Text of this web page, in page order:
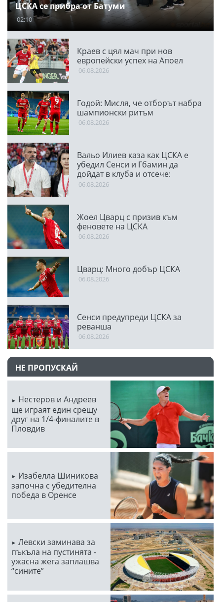
ЦСКА се прибра от Батуми
02:10
Краев с цял мач при нов
европейски успех на Апоел
06.08.2026
Годой: Мисля, че отборът набра
шампионски ритъм
06.08.2026
Вальо Илиев каза как ЦСКА е
убедил Сенси и Гбамин да
дойдат в клуба и отсече:
Направихме изключителен
06.08.2026
Жоел Цварц с призив към
феновете на ЦСКА
06.08.2026
Цварц: Много добър ЦСКА
06.08.2026
Сенси предупреди ЦСКА за
реванша
06.08.2026
НЕ ПРОПУСКАЙ
Нестеров и Андреев
ще играят един срещу
друг на 1/4-финалите в
Пловдив
Изабелла Шиникова
започна с убедителна
победа в Оренсе
Левски заминава за
пъкъла на пустинята -
ужасна жега заплашва
“сините”